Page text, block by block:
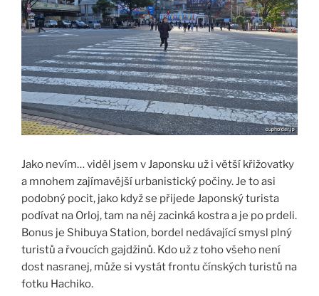
Jako nevím… viděl jsem v Japonsku už i větší křižovatky
a mnohem zajímavější urbanistický počiny. Je to asi
podobný pocit, jako když se přijede Japonský turista
podívat na Orloj, tam na něj zacinká kostra a je po prdeli.
Bonus je Shibuya Station, bordel nedávající smysl plný
turistů a řvoucích gajdžinů. Kdo už z toho všeho není
dost nasranej, může si vystát frontu čínských turistů na
fotku Hachiko.